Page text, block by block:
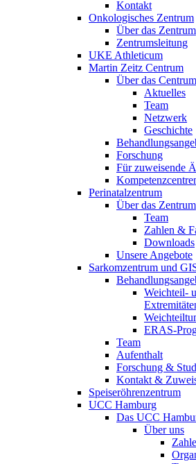
Kontakt
Onkologisches Zentrum
Über das Zentrum
Zentrumsleitung
UKE Athleticum
Martin Zeitz Centrum
Über das Centrum
Aktuelles
Team
Netzwerk
Geschichte
Forschung
Für zuweisende
Perinatalzentrum
Über das Zentrum
Team
Zahlen &
Downloads
Unsere Angebote
Sarkomzentrum und
Weichteil-
ERAS-
Team
Aufenthalt
Forschung &
Kontakt &
Speiseröhrenzentrum
UCC Hamburg
Das UCC
Über uns